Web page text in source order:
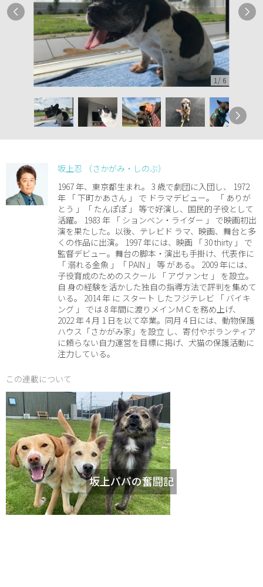
1 / 6
坂上忍 （さかがみ・しのぶ）
1967 年、東京都生まれ。 3 歳で劇団に入団し、 1972
年 「 下町かあさん 」 で ドラマデビュー。 「 ありが
とう 」「 たんぽぽ 」 等で好演し、国民的子役として
活躍。 1983 年 「 ションベン・ライダー 」 で映画初出
演を果たした。以後、テレビド ラマ、映画、舞台と多
くの作品に出演。 1997 年には、映画 「 30 thirty 」 で
監督デビュー。舞台の脚本・演出も手掛け、代表作に
「 溺れる金魚 」「 PAIN 」 等 がある。 2009 年には、
子役育成のためのスクール 「 アヴァンセ 」 を設立。
自 身の経験を活かした独自の指導方法で評判を集めて
いる。 2014 年 に スタート したフジテレビ 「 バイキ
ング 」 では 8 年間に渡りメインＭＣを務め上げ、
2022 年 4 月 1 日を以て卒業。同月 4 日には、動物保護
ハウス「さかがみ家」を設立 し、寄付やボランティア
に頼らない自力運営を目標に掲げ、犬猫の保護活動に
注力している。
この連載について
坂上パパの奮闘記